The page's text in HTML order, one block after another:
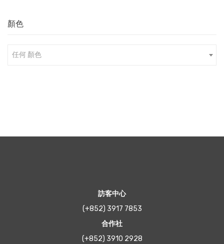
顏色
任何 顏色
訪客中心
(+852) 3917 7853
合作社
(+852) 3910 2928